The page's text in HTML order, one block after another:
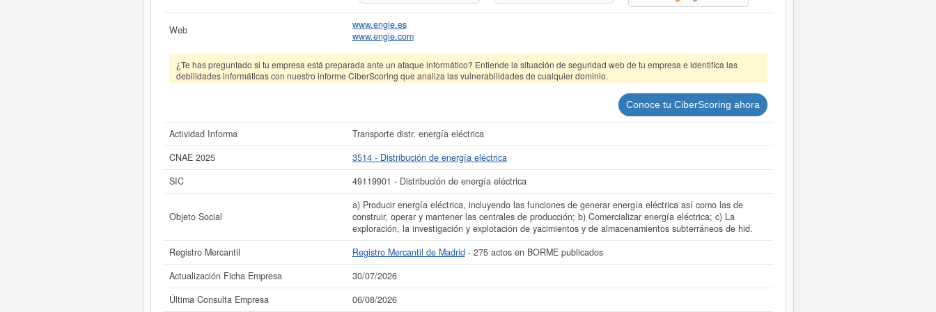
Web
www.engie.es
www.engie.com
¿Te has preguntado si tu empresa está preparada ante un ataque informático? Entiende la situación de seguridad web de tu empresa e identifica las
debilidades informáticas con nuestro informe CiberScoring que analiza las vulnerabilidades de cualquier dominio.
Conoce tu CiberScoring ahora
Actividad Informa
Transporte distr. energía eléctrica
CNAE 2025
3514 - Distribución de energía eléctrica
SIC
49119901 - Distribución de energía eléctrica
Objeto Social
a) Producir energía eléctrica, incluyendo las funciones de generar energía eléctrica así como las de
construir, operar y mantener las centrales de producción; b) Comercializar energía eléctrica; c) La
exploración, la investigación y explotación de yacimientos y de almacenamientos subterráneos de hid.
Registro Mercantil
Registro Mercantil de Madrid- 275 actos en BORME publicados
Actualización Ficha Empresa
30/07/2026
Última Consulta Empresa
06/08/2026